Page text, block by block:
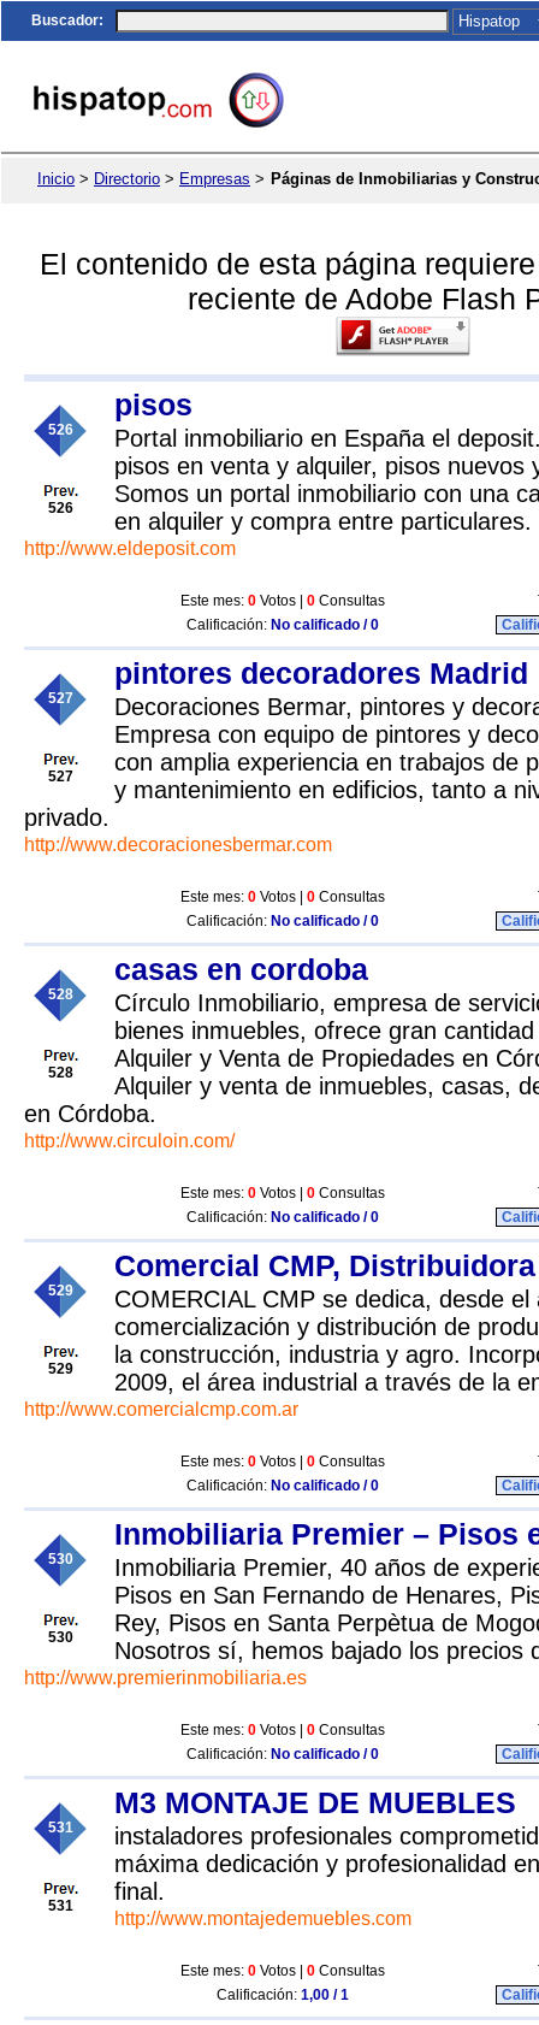
Buscador:
Inicio > Directorio > Empresas > Páginas de Inmobiliarias y
El contenido de esta página
reciente de Adobe Flash
526
526
pisos
Portal inmobiliario en España el
pisos en venta y alquiler, pisos nuevos
Somos un portal inmobiliario con una
en alquiler y compra entre particulares.
http://www.eldeposit.com
Este mes: 0 Votos | 0 Consultas
Calificación: No calificado / 0
527
527
pintores decoradores Madrid
Decoraciones Bermar, pintores y
Empresa con equipo de pintores y
con amplia experiencia en trabajos de
y mantenimiento en edificios, tanto a
privado.
http://www.decoracionesbermar.com
Este mes: 0 Votos | 0 Consultas
Calificación: No calificado / 0
528
528
casas en cordoba
Círculo Inmobiliario, empresa de
bienes inmuebles, ofrece gran
Alquiler y Venta de Propiedades en
Alquiler y venta de inmuebles, casas,
en Córdoba.
http://www.circuloin.com/
Este mes: 0 Votos | 0 Consultas
Calificación: No calificado / 0
529
529
Comercial CMP,
COMERCIAL CMP se dedica, desde el
comercialización y distribución de
la construcción, industria y agro.
2009, el área industrial a través de la
http://www.comercialcmp.com.ar
Este mes: 0 Votos | 0 Consultas
Calificación: No calificado / 0
530
530
Inmobiliaria Premier – Pisos
Inmobiliaria Premier, 40 años de
Pisos en San Fernando de Henares,
Rey, Pisos en Santa Perpètua de
Nosotros sí, hemos bajado los precios
http://www.premierinmobiliaria.es
Este mes: 0 Votos | 0 Consultas
Calificación: No calificado / 0
531
531
M3 MONTAJE DE MUEBLES
instaladores profesionales
máxima dedicación y profesionalidad
final.
http://www.montajedemuebles.com
Este mes: 0 Votos | 0 Consultas
Calificación: 1,00 / 1